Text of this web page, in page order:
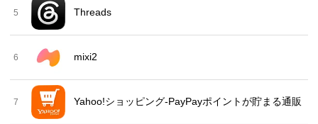
5 Threads
6 mixi2
7 Yahoo!ショッピング-PayPayポイントが貯まる通販